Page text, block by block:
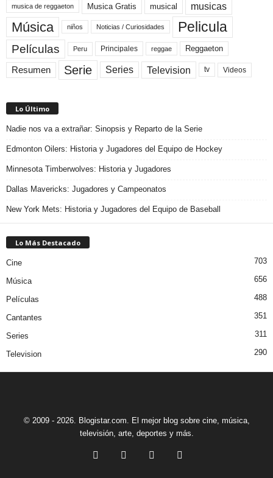
musica de reggaeton Musica Gratis musical musicas
Música niños Noticias / Curiosidades Pelicula
Películas Peru Principales reggae Reggaeton
Resumen Serie Series Television tv Videos
Lo Último
Nadie nos va a extrañar: Sinopsis y Reparto de la Serie
Edmonton Oilers: Historia y Jugadores del Equipo de Hockey
Minnesota Timberwolves: Historia y Jugadores
Dallas Mavericks: Jugadores y Campeonatos
New York Mets: Historia y Jugadores del Equipo de Baseball
Lo Más Destacado
Cine 703
Música 656
Películas 488
Cantantes 351
Series 311
Television 290
© 2009 - 2026. Blogistar.com. El mejor blog sobre cine, música,
televisión, arte, deportes y más.